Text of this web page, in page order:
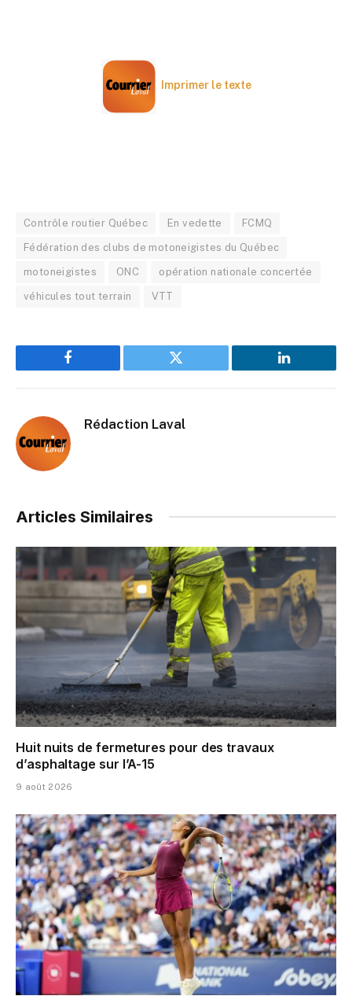
Imprimer le texte
Contrôle routier Québec En vedette FCMQ
Fédération des clubs de motoneigistes du Québec
motoneigistes ONC opération nationale concertée
véhicules tout terrain VTT
Facebook Twitter LinkedIn
Rédaction Laval
Articles Similaires
Huit nuits de fermetures pour des travaux
d’asphaltage sur l’A-15
9 août 2026